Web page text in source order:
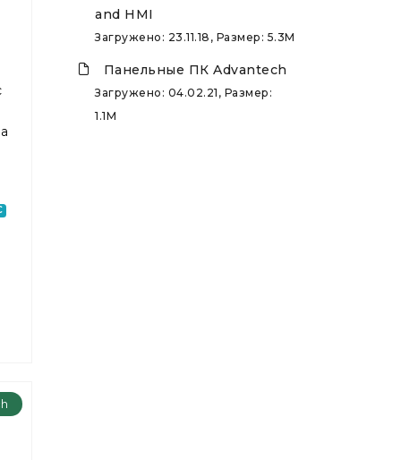
and HMI
Загружено: 23.11.18, Размер: 5.3M
Панельные ПК Advantech
Загружено: 04.02.21, Размер:
1.1M